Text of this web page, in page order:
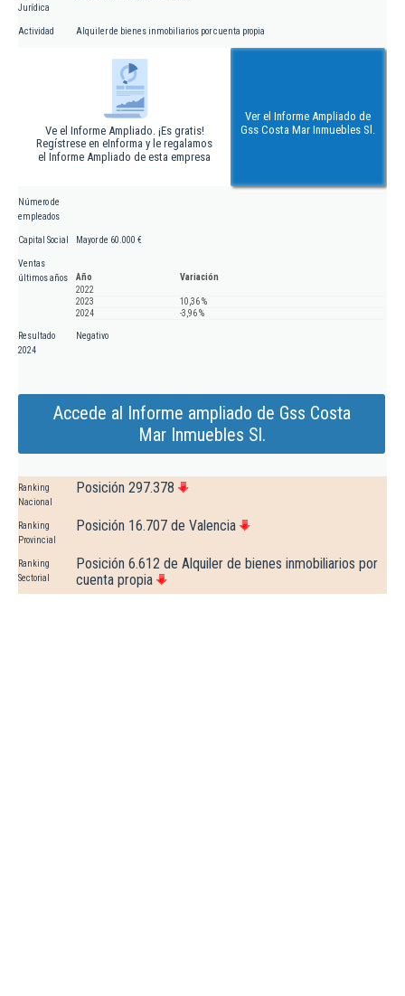
Jurídica
Actividad Alquiler de bienes inmobiliarios por cuenta propia
Ve el Informe Ampliado. ¡Es gratis!
Regístrese en eInforma y le regalamos
el Informe Ampliado de esta empresa
Ver el Informe Ampliado de
Gss Costa Mar Inmuebles Sl.
Número de
empleados
Capital Social Mayor de 60.000 €
Ventas
últimos años
Año
Variación
2022
2023
10,36 %
2024
-3,96 %
Resultado
2024
Negativo
Accede al Informe ampliado de Gss Costa
Mar Inmuebles Sl.
Ranking
Nacional
Posición 297.378
Ranking
Provincial
Posición 16.707 de Valencia
Ranking
Sectorial
Posición 6.612 de Alquiler de bienes inmobiliarios por
cuenta propia